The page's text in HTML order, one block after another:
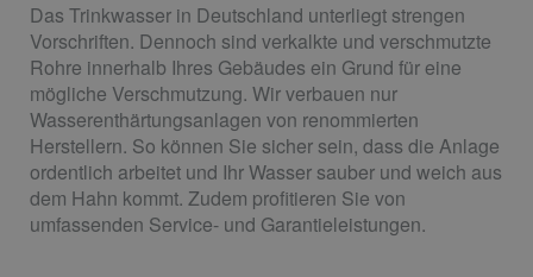
Das Trinkwasser in Deutschland unterliegt strengen
Vorschriften. Dennoch sind verkalkte und verschmutzte
Rohre innerhalb Ihres Gebäudes ein Grund für eine
mögliche Verschmutzung. Wir verbauen nur
Wasserenthärtungsanlagen von renommierten
Herstellern. So können Sie sicher sein, dass die Anlage
ordentlich arbeitet und Ihr Wasser sauber und weich aus
dem Hahn kommt. Zudem profitieren Sie von
umfassenden Service- und Garantieleistungen.